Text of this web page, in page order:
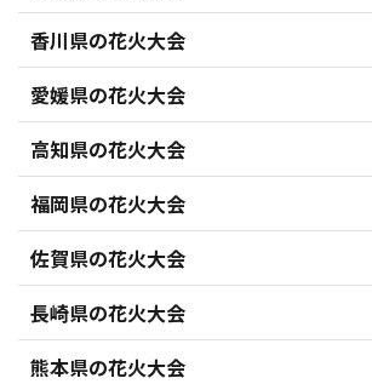
香川県の花火大会
愛媛県の花火大会
高知県の花火大会
福岡県の花火大会
佐賀県の花火大会
長崎県の花火大会
熊本県の花火大会